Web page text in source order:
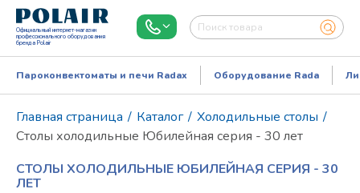
Официальный интернет-магазин
профессионального оборудования
бренда Polair
Пароконвектоматы и печи Radax Оборудование Rada
Главная страница / Каталог / Холодильные столы /
Столы холодильные Юбилейная серия - 30 лет
СТОЛЫ ХОЛОДИЛЬНЫЕ ЮБИЛЕЙНАЯ СЕРИЯ - 30
ЛЕТ